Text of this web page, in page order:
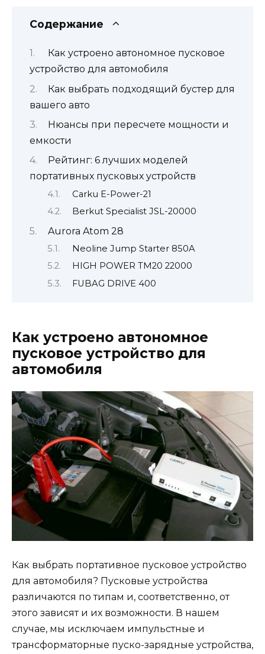
Содержание
Как устроено автономное пусковое
устройство для автомобиля
Как выбрать подходящий бустер для
вашего авто
Нюансы при пересчете мощности и
емкости
Рейтинг: 6 лучших моделей
портативных пусковых устройств
Carku E-Power-21
Berkut Specialist JSL-20000
Aurora Atom 28
Neoline Jump Starter 850A
HIGH POWER TM20 22000
FUBAG DRIVE 400
Как устроено автономное
пусковое устройство для
автомобиля
Как выбрать портативное пусковое устройство
для автомобиля? Пусковые устройства
различаются по типам и, соответственно, от
этого зависят и их возможности. В нашем
случае, мы исключаем импульстные и
трансформаторные пуско-зарядные устройства,